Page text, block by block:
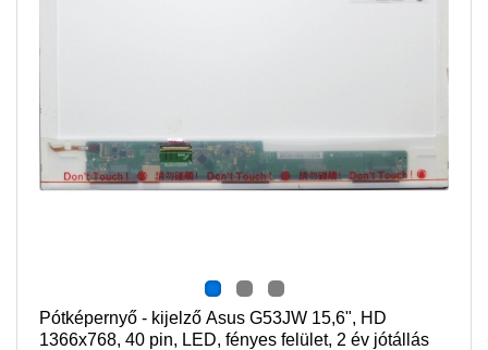
Pótképernyő - kijelző Asus G53JW 15,6", HD
1366x768, 40 pin, LED, fényes felület, 2 év jótállás